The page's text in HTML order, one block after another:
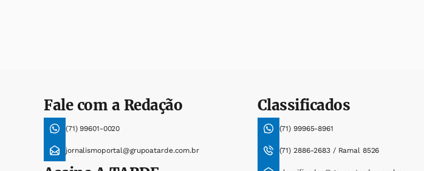
Fale com a Redação
(71) 99601-0020
jornalismoportal@grupoatarde.com.br
Classificados
(71) 99965-8961
(71) 2886-2683 / Ramal 8526